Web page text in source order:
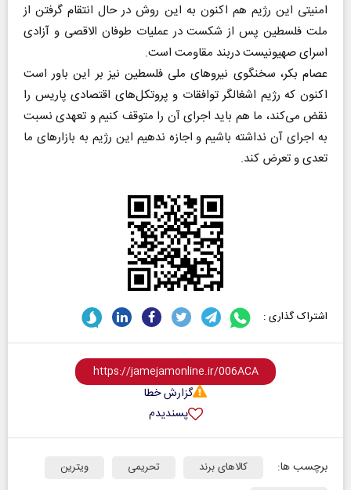
امنیتی این رژیم هم اکنون به این روش در حال انتقام گرفتن از
ملت فلسطین پس از شکست در عملیات طوفان الاقصی و آزادی
اسرای صهیونیست دربند مقاومت است.
عصام بکر، سخنگوی نیرو‌های ملی فلسطین نیز بر این باور است
اکنون که رژیم اشغالگر توافقات و پروتکل‌های اقتصادی پاریس را
نقض می‌کند، ما هم باید اجرای آن را متوقف کنیم و تعهدی نسبت
به اجرای آن نداشته باشیم و اجازه ندهیم این رژیم به بازار‌های ما
تعدی و تعرض کند.
اشتراک گذاری :
گزارش خطا
پسندیدم
برچسب ها: کالاهای برند تحریمی
ویترین